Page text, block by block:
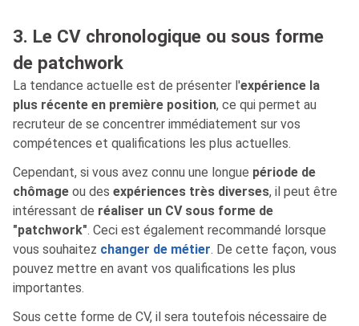
3. Le CV chronologique ou sous forme
de patchwork
La tendance actuelle est de présenter l'expérience la
plus récente en première position, ce qui permet au
recruteur de se concentrer immédiatement sur vos
compétences et qualifications les plus actuelles.
Cependant, si vous avez connu une longue période de
chômage ou des expériences très diverses, il peut être
intéressant de réaliser un CV sous forme de
"patchwork". Ceci est également recommandé lorsque
vous souhaitez changer de métier. De cette façon, vous
pouvez mettre en avant vos qualifications les plus
importantes.
Sous cette forme de CV, il sera toutefois nécessaire de